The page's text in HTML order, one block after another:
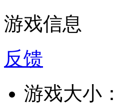
游戏信息
反馈
游戏大小：